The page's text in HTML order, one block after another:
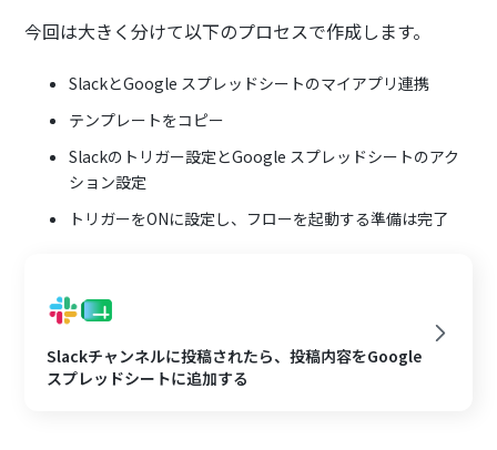
今回は大きく分けて以下のプロセスで作成します。
SlackとGoogle スプレッドシートのマイアプリ連携
テンプレートをコピー
Slackのトリガー設定とGoogle スプレッドシートのアク
ション設定
トリガーをONに設定し、フローを起動する準備は完了
Slackチャンネルに投稿されたら、投稿内容をGoogle
スプレッドシートに追加する